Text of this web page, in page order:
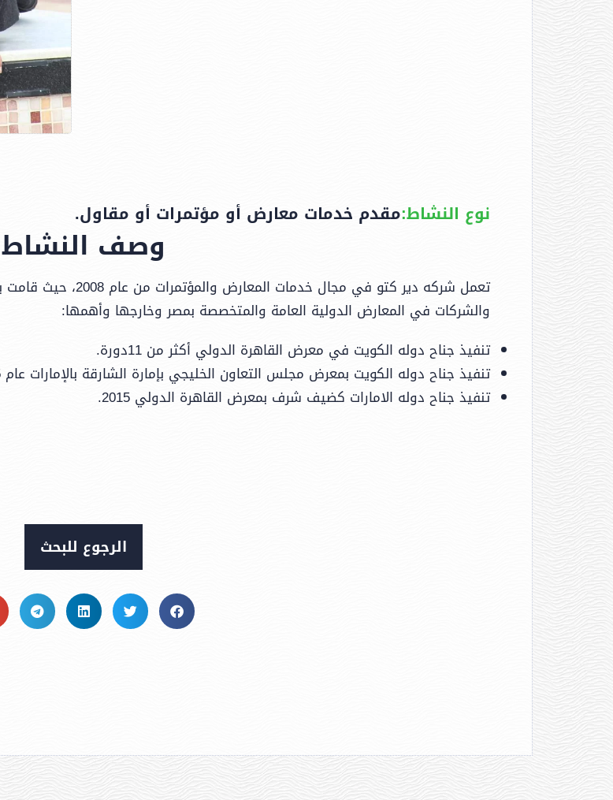
نوع النشاط:مقدم خدمات معارض أو مؤتمرات أو مقاول.
وصف النشاط
تعمل شركه دير كتو في
والشركات في المعارض الدولية العامة والمتخصصة بمصر وخارجها وأهمها:
تنفيذ جناح دوله الكويت في معرض القاهرة الدولي أكثر من 11دورة.
تنفيذ جناح دوله الكويت بمعرض مجلس التعاون الخليجي بإمارة الشارقة بالإمارات عام 2015.
تنفيذ جناح دوله الامارات كضيف شرف بمعرض القاهرة الدولي 2015.
الرجوع للبحث